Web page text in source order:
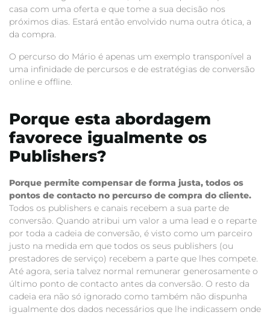
casa com uma oferta e que tome a sua decisão nos
próximos dias. Estará então envolvido numa outra ótica, a
da compra.
O percurso do Mário é apenas um exemplo transponível a
uma infinidade de percursos e de estratégias de conversão
online e offline.
Porque esta abordagem
favorece igualmente os
Publishers?
Porque permite compensar de forma justa, todos os
pontos de contacto no percurso de compra do cliente.
Todos os publishers e canais recebem a sua parte de
conversão. Quando atribui um valor a uma lead e o reparte
por toda a cadeia de conversão, é visto como um parceiro
justo na medida em que todos os seus publishers (ou
prestadores de serviço) recebem a parte que lhes compete.
Até agora, seria talvez normal remunerar generosamente o
último ponto de contacto antes da conversão. O resto da
cadeia era não só ignorado como também não dispunha
igualmente dos dados necessários que lhe indicassem onde